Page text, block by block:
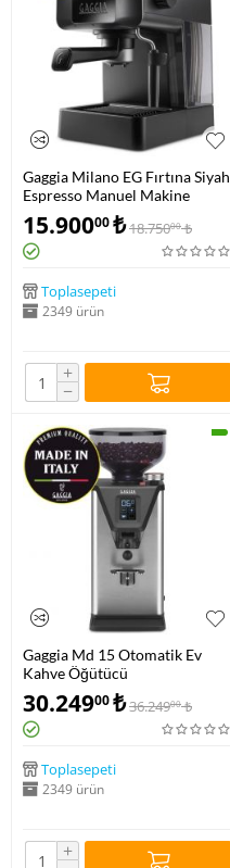
Gaggia Milano EG Fırtına Siyah
Espresso Manuel Makine
EG2109/04
15.90000₺18.75000 ₺
Toplasepeti
2349 ürün
+
−
Gaggia Md 15 Otomatik Ev
Kahve Öğütücü
30.24900₺36.24900 ₺
Toplasepeti
2349 ürün
+